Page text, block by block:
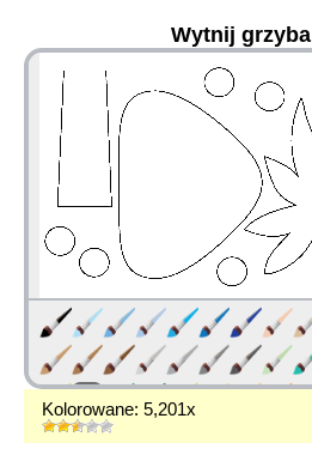
Wytnij grzyba
Kolorowane: 5,201x